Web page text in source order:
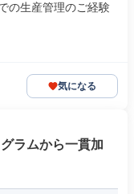
の生産管理のご経験
気になる
ラムから一貫加